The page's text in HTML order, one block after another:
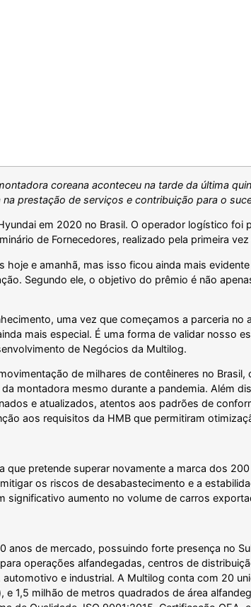
coreana aconteceu na tarde da última
prestação de serviços e contribuição para o
em 2020 no Brasil. O operador logístico foi
de Fornecedores, realizado pela primeira
e amanhã, mas isso ficou ainda mais
Segundo ele, o objetivo do prêmio é não
uma vez que começamos a parceria
mais especial. É uma forma de validar nosso
de Negócios da Multilog.
de milhares de contêineres no
montadora mesmo durante a pandemia. Além
e atualizados, atentos aos padrões de
aos requisitos da HMB que permitiram
que pretende superar novamente a marca dos
os riscos de desabastecimento e a
significativo aumento no volume de carros
de mercado, possuindo forte presença no
operações alfandegadas, centros de
e industrial. A Multilog conta com 20
e 1,5 milhão de metros quadrados de área